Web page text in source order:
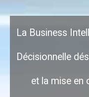
La Business
Décisionnelle
et la mise en